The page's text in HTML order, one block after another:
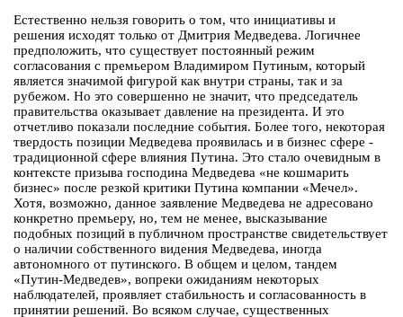
Естественно нельзя говорить о том, что инициативы и
решения исходят только от Дмитрия Медведева. Логичнее
предположить, что существует постоянный режим
согласования с премьером Владимиром Путиным, который
является значимой фигурой как внутри страны, так и за
рубежом. Но это совершенно не значит, что председатель
правительства оказывает давление на президента. И это
отчетливо показали последние события. Более того, некоторая
твердость позиции Медведева проявилась и в бизнес сфере -
традиционной сфере влияния Путина. Это стало очевидным в
контексте призыва господина Медведева «не кошмарить
бизнес» после резкой критики Путина компании «Мечел».
Хотя, возможно, данное заявление Медведева не адресовано
конкретно премьеру, но, тем не менее, высказывание
подобных позиций в публичном пространстве свидетельствует
о наличии собственного видения Медведева, иногда
автономного от путинского. В общем и целом, тандем
«Путин-Медведев», вопреки ожиданиям некоторых
наблюдателей, проявляет стабильность и согласованность в
принятии решений. Во всяком случае, существенных